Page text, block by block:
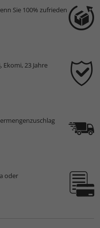
Sie 100% zufrieden
, Ekomi, 23 Jahre
oder